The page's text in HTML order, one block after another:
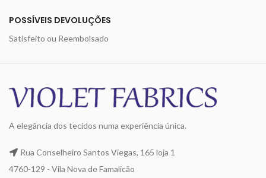
POSSÍVEIS DEVOLUÇÕES
Satisfeito ou Reembolsado
A elegância dos tecidos numa experiência única.
Rua Conselheiro Santos Viegas, 165 loja 1
4760-129 - Vila Nova de Famalicão